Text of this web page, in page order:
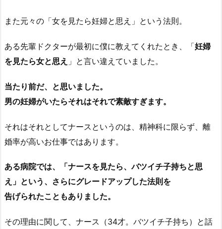
また元々の「女を見たら妊婦と思え」という法則。
ある先輩ドクターが最初に僕に教えてくれたとき、「妊婦
を見たら女と思え 」と言い違えていました。
当たり前だ、と思いました。
男の妊婦がいたらそれはそれで素敵すぎます。
それはそれとしてナースというのは、精神科に限らず、離
婚率が高いお仕事ではあります。
ある病院では、「ナースを見たら、バツイチ子持ちと思
え」という、さらにグレードアップした法則を
告げられたこともありました。
その理由に関して、ナース（34才。バツイチ子持ち）と話